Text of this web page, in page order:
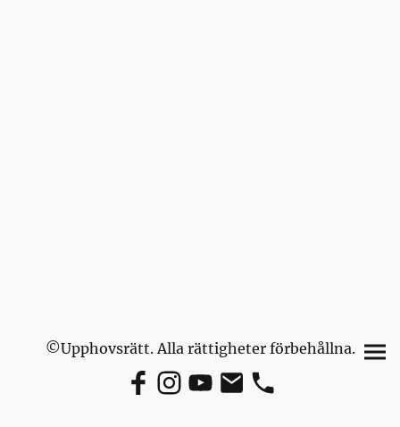
©Upphovsrätt. Alla rättigheter förbehållna.